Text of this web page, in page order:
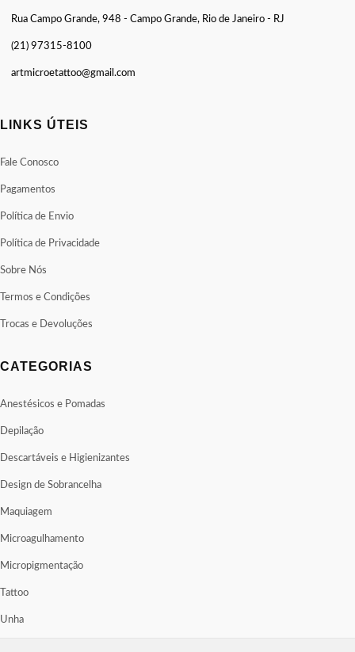
Rua Campo Grande, 948 - Campo Grande, Rio de Janeiro - RJ
(21) 97315-8100
artmicroetattoo@gmail.com
LINKS ÚTEIS
Fale Conosco
Pagamentos
Política de Envio
Política de Privacidade
Sobre Nós
Termos e Condições
Trocas e Devoluções
CATEGORIAS
Anestésicos e Pomadas
Depilação
Descartáveis e Higienizantes
Design de Sobrancelha
Maquiagem
Microagulhamento
Micropigmentação
Tattoo
Unha